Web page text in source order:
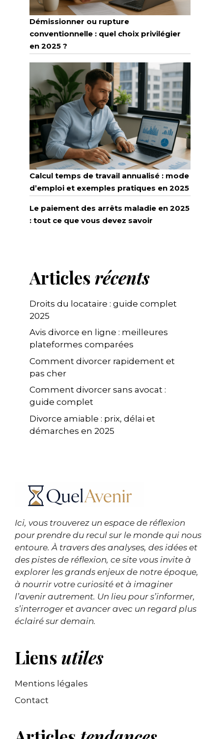
Démissionner ou rupture
conventionnelle : quel choix privilégier
en 2025 ?
Calcul temps de travail annualisé : mode
d’emploi et exemples pratiques en 2025
Le paiement des arrêts maladie en 2025
: tout ce que vous devez savoir
Articles récents
Droits du locataire : guide complet
2025
Avis divorce en ligne : meilleures
plateformes comparées
Comment divorcer rapidement et
pas cher
Comment divorcer sans avocat :
guide complet
Divorce amiable : prix, délai et
démarches en 2025
Ici, vous trouverez un espace de réflexion
pour prendre du recul sur le monde qui nous
entoure. À travers des analyses, des idées et
des pistes de réflexion, ce site vous invite à
explorer les grands enjeux de notre époque,
à nourrir votre curiosité et à imaginer
l’avenir autrement. Un lieu pour s’informer,
s’interroger et avancer avec un regard plus
éclairé sur demain.
Liens utiles
Mentions légales
Contact